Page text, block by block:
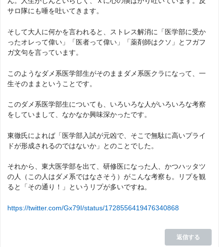
サロ隊にも唾を吐いてきます。
そして大人に何かを言われると、ストレス解消に「医学部に受か
ったオレって偉い」「医者って偉い」「薬剤師はクソ」とフガフ
ガ文句を言っています。
このようなダメ系医学部生がそのままダメ系医クラになって、一
生そのままということです。
このダメ系医学部生についても、いろいろな人がいろいろな考察
をしていまして、なかなか興味深かったです。
東徹氏によれば「医学部入試が元凶で、そこで無駄に高いプライ
ドが形成されるのではないか」とのことでした。
それから、東大医学部を出て、研修医になった人、かつハッタツ
の人（この人はダメ系ではなさそう）がこんな考察も。リプを観
ると「その通り！」というリプが多いですね。
https://twitter.com/Gx79I/status/1728556419476340868
返信する